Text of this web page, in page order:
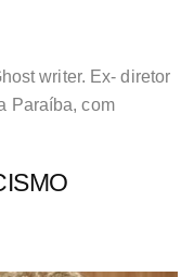
writer. Ex- diretor
Paraíba, com